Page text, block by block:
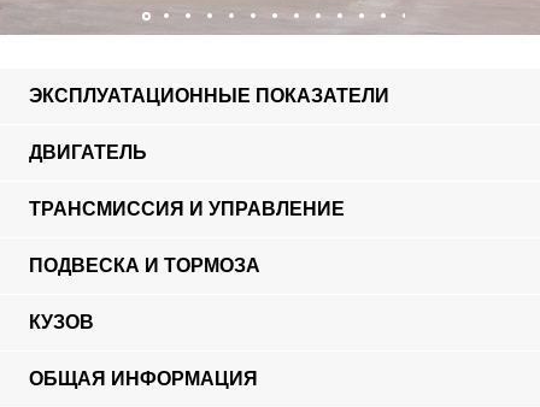
ЭКСПЛУАТАЦИОННЫЕ ПОКАЗАТЕЛИ
ДВИГАТЕЛЬ
ТРАНСМИССИЯ И УПРАВЛЕНИЕ
ПОДВЕСКА И ТОРМОЗА
КУЗОВ
ОБЩАЯ ИНФОРМАЦИЯ